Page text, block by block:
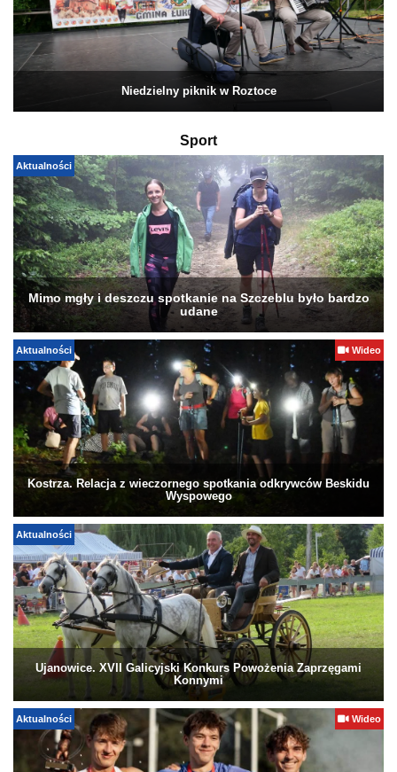
Niedzielny piknik w Roztoce
Sport
Aktualności
Mimo mgły i deszczu spotkanie na Szczeblu było bardzo
udane
Aktualności Wideo
Kostrza. Relacja z wieczornego spotkania odkrywców Beskidu
Wyspowego
Aktualności
Ujanowice. XVII Galicyjski Konkurs Powożenia Zaprzęgami
Konnymi
Aktualności Wideo